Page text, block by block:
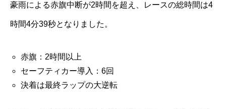
豪雨による赤旗中断が2時間を超え、レースの総時間は4
時間4分39秒となりました。
赤旗：2時間以上
セーフティカー導入：6回
決着は最終ラップの大逆転